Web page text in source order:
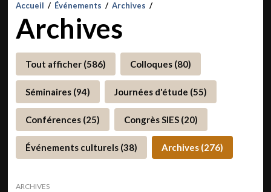
Accueil / Événements / Archives /
Archives
Tout afficher (586) Colloques (80)
Séminaires (94) Journées d'étude (55)
Conférences (25) Congrès SIES (20)
Événements culturels (38) Archives (276)
ARCHIVES